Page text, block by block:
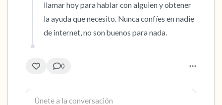
llamar hoy para hablar con alguien y obtener
la ayuda que necesito. Nunca confíes en nadie
de internet, no son buenos para nada.
0